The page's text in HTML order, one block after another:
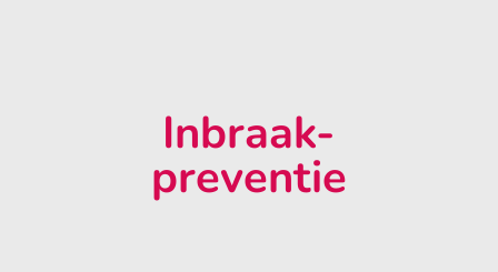
Inbraak-
preventie